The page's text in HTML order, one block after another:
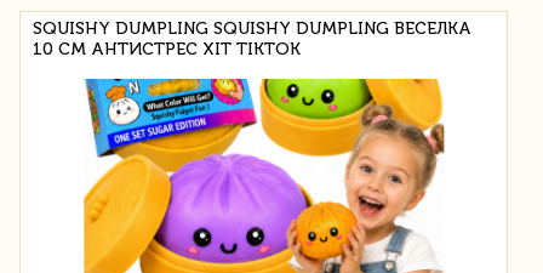
SQUISHY DUMPLING SQUISHY DUMPLING ВЕСЕЛКА
10 СМ АНТИСТРЕС ХІТ TIKTOK